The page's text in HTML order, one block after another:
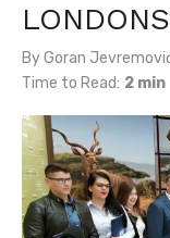
ByGoran
Time to Read: 2 min